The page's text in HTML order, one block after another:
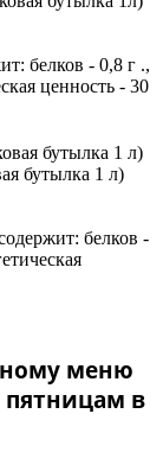
белков - 0,8 г .,
ценность - 30
бутылка 1 л)
белков -
меню
пятницам в